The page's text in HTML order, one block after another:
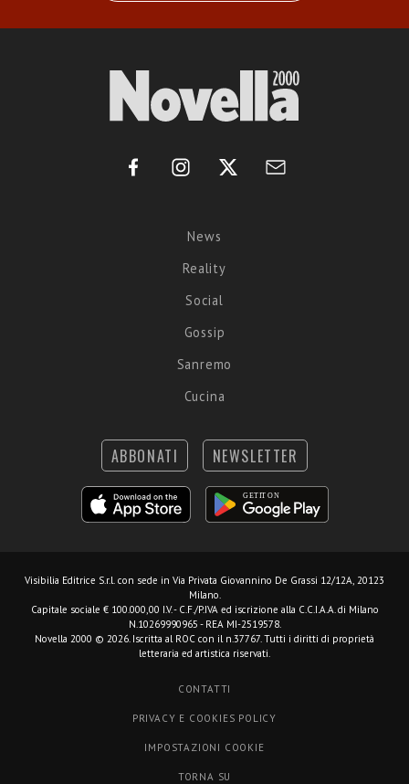
News
Reality
Social
Gossip
Sanremo
Cucina
ABBONATI NEWSLETTER
Visibilia Editrice S.r.l. con sede in Via Privata Giovannino De Grassi 12/12A, 20123
Milano.
Capitale sociale € 100.000,00 I.V. - C.F./P.IVA ed iscrizione alla C.C.I.A.A. di Milano
N.10269990965 - REA MI-2519578.
Novella 2000 © 2026. Iscritta al ROC con il n.37767. Tutti i diritti di proprietà
letteraria ed artistica riservati.
CONTATTI
PRIVACY E COOKIES POLICY
IMPOSTAZIONI COOKIE
TORNA SU